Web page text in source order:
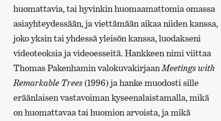
huomattavia, tai hyvinkin huomaamattomia omassa
asiayhteydessään, ja viettämään aikaa niiden kanssa,
joko yksin tai yhdessä yleisön kanssa, luodakseni
videoteoksia ja videoesseitä. Hankkeen nimi viittaa
Thomas Pakenhamin valokuvakirjaan Meetings with
Remarkable Trees (1996) ja hanke muodosti sille
eräänlaisen vastavoiman kyseenalaistamalla, mikä
on huomattavaa tai huomion arvoista, ja mikä